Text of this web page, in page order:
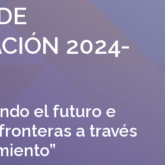
2024-
el futuro e
a través